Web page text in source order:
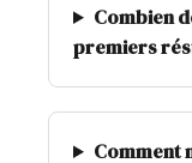
Combien
premiers
Comment